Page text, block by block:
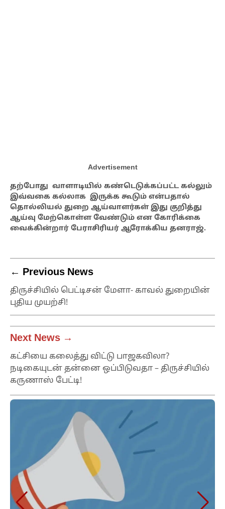
Advertisement
தற்போது வாளாடியில் கண்டெடுக்கப்பட்ட கல்லும்
இவ்வகை கல்லாக இருக்க கூடும் என்பதால்
தொல்லியல் துறை ஆய்வாளர்கள் இது குறித்து
ஆய்வு மேற்கொள்ள வேண்டும் என கோரிக்கை
வைக்கின்றார் பேராசிரியர் ஆரோக்கிய தனராஜ்.
← Previous News
திருச்சியில் பெட்டிசன் மேளா- காவல் துறையின்
புதிய முயற்சி!
Next News →
கட்சியை கலைத்து விட்டு பாஜகவிலா?
நடிகையுடன் தன்னை ஒப்பிடுவதா – திருச்சியில்
கருணாஸ் பேட்டி!